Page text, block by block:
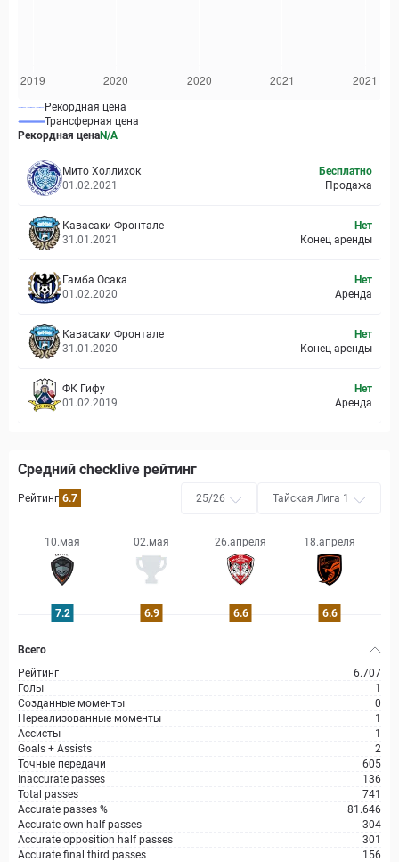
Рекордная цена
Трансферная цена
Рекордная ценаN/A
Мито Холлихок
01.02.2021
Бесплатно
Продажа
Кавасаки Фронтале
31.01.2021
Нет
Конец аренды
Гамба Осака
01.02.2020
Нет
Аренда
Кавасаки Фронтале
31.01.2020
Нет
Конец аренды
ФК Гифу
01.02.2019
Нет
Аренда
Средний checklive рейтинг
Рейтинг 6.7 25/26 Тайская Лига 1
10.мая 02.мая 26.апреля 18.апреля
7.2 6.9 6.6 6.6
Всего
Рейтинг
6.707
Голы
1
Созданные моменты
0
Нереализованные моменты
1
Ассисты
1
Goals + Assists
2
Точные передачи
605
Inaccurate passes
136
Total passes
741
Accurate passes %
81.646
Accurate own half passes
304
Accurate opposition half passes
301
Accurate final third passes
156